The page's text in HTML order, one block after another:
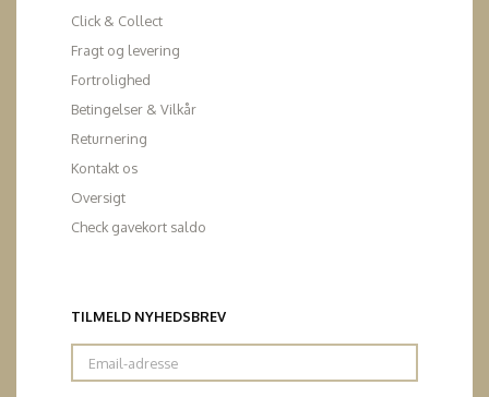
Click & Collect
Fragt og levering
Fortrolighed
Betingelser & Vilkår
Returnering
Kontakt os
Oversigt
Check gavekort saldo
TILMELD NYHEDSBREV
Email-
adresse